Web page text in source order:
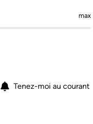
max
Tenez-moi au courant